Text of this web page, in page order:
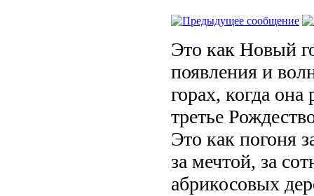
Это как Новый
появления и
горах, когда
третье
Это как погоня
за мечтой, за
абрикосовых